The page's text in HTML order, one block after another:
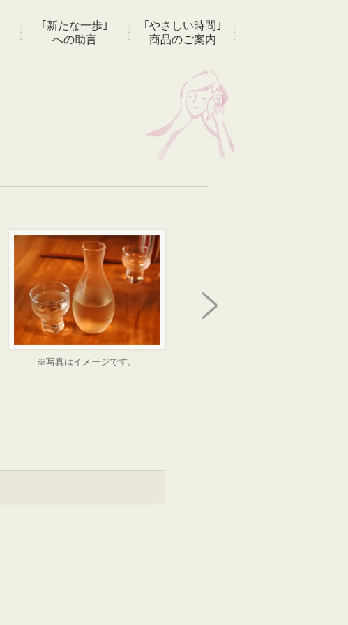
｢新たな一歩｣
への助言
｢やさしい時間｣
商品のご案内
※写真はイメージです。